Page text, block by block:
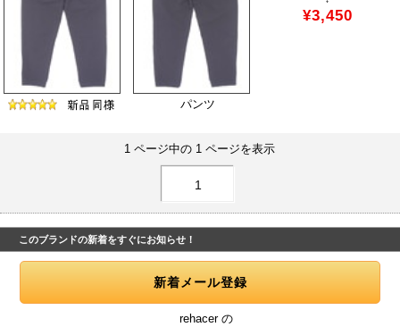
¥3,450
パンツ
1 ページ中の 1 ページを表示
1
このブランドの新着をすぐにお知らせ！
rehacer の